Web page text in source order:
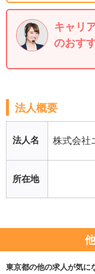
キャリ
のおす
法人概要
法人名 株式会社
所在地
東京都の他の求人が気に